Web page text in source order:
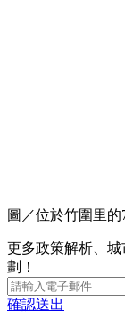
圖／位於竹圍里的
更多政策解析、
劃！
確認送出